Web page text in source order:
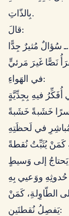
بِالذّاتِ.
قالَ:
ـ سُؤالٌ مُثيرٌ جِدًّا.
نَصًّا غَيرَ مَرئيٍّ
في الهَواءِ:
يَحتاجُ إلى وَسيطٍ
الطّاوِلةِ، كَمَنْ
يَفصِلُ نُقطتَينِ: